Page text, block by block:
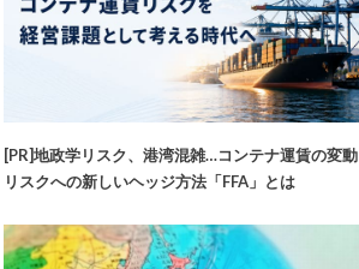
[PR]地政学リスク、港湾混雑…コンテナ運賃の変動
リスクへの新しいヘッジ方法「FFA」とは